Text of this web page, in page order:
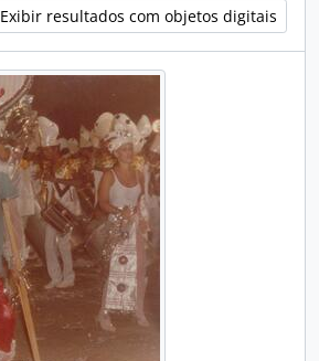
Exibir resultados com objetos digitais